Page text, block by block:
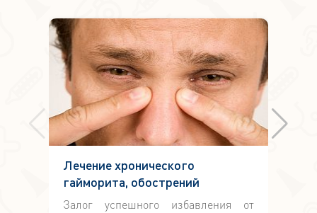
Лечение хронического
гайморита, обострений
Залог успешного избавления от